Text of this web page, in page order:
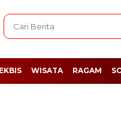
EKBIS WISATA RAGAM